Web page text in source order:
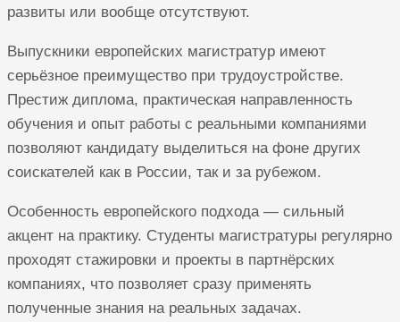
развиты или вообще отсутствуют.
Выпускники европейских магистратур имеют
серьёзное преимущество при трудоустройстве.
Престиж диплома, практическая направленность
обучения и опыт работы с реальными компаниями
позволяют кандидату выделиться на фоне других
соискателей как в России, так и за рубежом.
Особенность европейского подхода — сильный
акцент на практику. Студенты магистратуры регулярно
проходят стажировки и проекты в партнёрских
компаниях, что позволяет сразу применять
полученные знания на реальных задачах.